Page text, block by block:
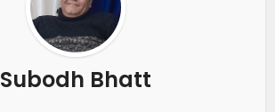
Subodh Bhatt